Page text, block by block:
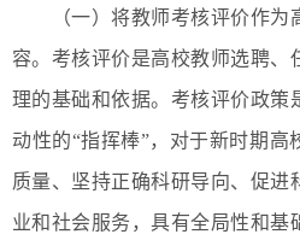
（一）将教师考核评价作为
容。考核评价是高校教师选聘、
理的基础和依据。考核评价政策
动性的“指挥棒”，对于新时期高
质量、坚持正确科研导向、促进
业和社会服务，具有全局性和基